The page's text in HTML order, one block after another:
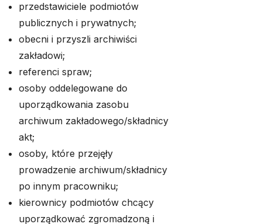
przedstawiciele podmiotów
publicznych i prywatnych;
obecni i przyszli archiwiści
zakładowi;
referenci spraw;
osoby oddelegowane do
uporządkowania zasobu
archiwum zakładowego/składnicy
akt;
osoby, które przejęły
prowadzenie archiwum/składnicy
po innym pracowniku;
kierownicy podmiotów chcący
uporządkować zgromadzoną i